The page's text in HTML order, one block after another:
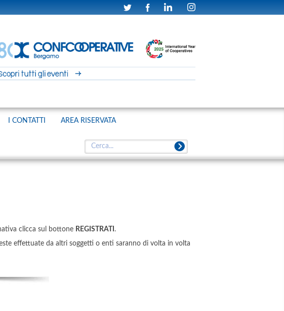
I CONTATTI AREA RISERVATA
clicca sul bottone REGISTRATI .
effettuate da altri soggetti o enti saranno di volta in volta